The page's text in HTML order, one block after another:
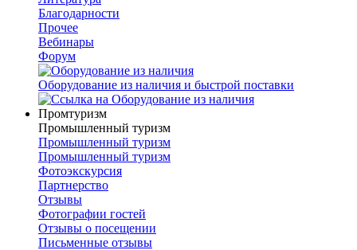
Благодарности
Прочее
Вебинары
Форум
Оборудование из наличия и быстрой поставки
Промтуризм
Промышленный туризм
Промышленный туризм
Промышленный туризм
Фотоэкскурсия
Партнерство
Отзывы
Фотографии гостей
Отзывы о посещении
Письменные отзывы